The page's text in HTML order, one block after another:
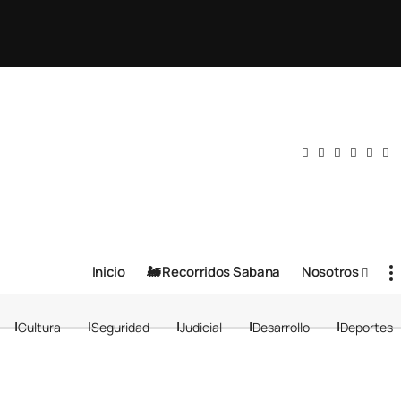
Inicio 🚂 Recorridos Sabana Nosotros
Cultura Seguridad Judicial Desarrollo Deportes